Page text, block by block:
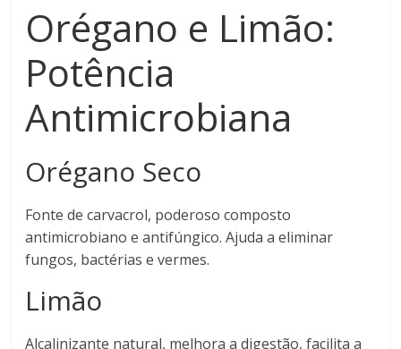
Orégano e Limão:
Potência
Antimicrobiana
Orégano Seco
Fonte de carvacrol, poderoso composto
antimicrobiano e antifúngico. Ajuda a eliminar
fungos, bactérias e vermes.
Limão
Alcalinizante natural, melhora a digestão, facilita a